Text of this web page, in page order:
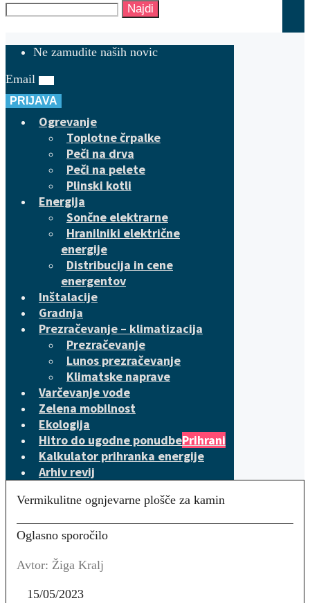
Najdi
Ne zamudite naših novic
Email
PRIJAVA
Ogrevanje
Toplotne črpalke
Peči na drva
Peči na pelete
Plinski kotli
Energija
Sončne elektrarne
Hranilniki električne
energije
Distribucija in cene
energentov
Inštalacije
Gradnja
Prezračevanje – klimatizacija
Prezračevanje
Lunos prezračevanje
Klimatske naprave
Varčevanje vode
Zelena mobilnost
Ekologija
Hitro do ugodne ponudbePrihrani
Kalkulator prihranka energije
Arhiv revij
Vermikulitne ognjevarne plošče za kamin
Oglasno sporočilo
Avtor: Žiga Kralj
15/05/2023